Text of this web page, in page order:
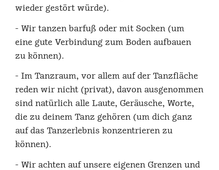
wieder gestört würde).
- Wir tanzen barfuß oder mit Socken (um
eine gute Verbindung zum Boden aufbauen
zu können).
- Im Tanzraum, vor allem auf der Tanzfläche
reden wir nicht (privat), davon ausgenommen
sind natürlich alle Laute, Geräusche, Worte,
die zu deinem Tanz gehören (um dich ganz
auf das Tanzerlebnis konzentrieren zu
können).
- Wir achten auf unsere eigenen Grenzen und